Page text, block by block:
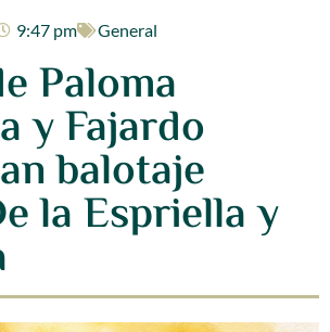
9:47 pm General
Paloma
y Fajardo
balotaje
la Espriella y